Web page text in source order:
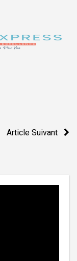
Article Suivant